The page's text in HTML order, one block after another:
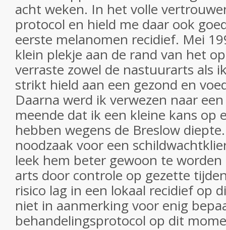
acht weken. In het volle
protocol en hield me daar ook
eerste melanomen recidief. Mei
klein plekje aan de rand van het
verraste zowel de nastuurarts als
strikt hield aan een gezond en
Daarna werd ik verwezen naar
meende dat ik een kleine kans op
hebben wegens de Breslow
noodzaak voor een
leek hem beter gewoon te
arts door controle op gezette
risico lag in een lokaal recidief op
niet in aanmerking voor enig
behandelingsprotocol op dit